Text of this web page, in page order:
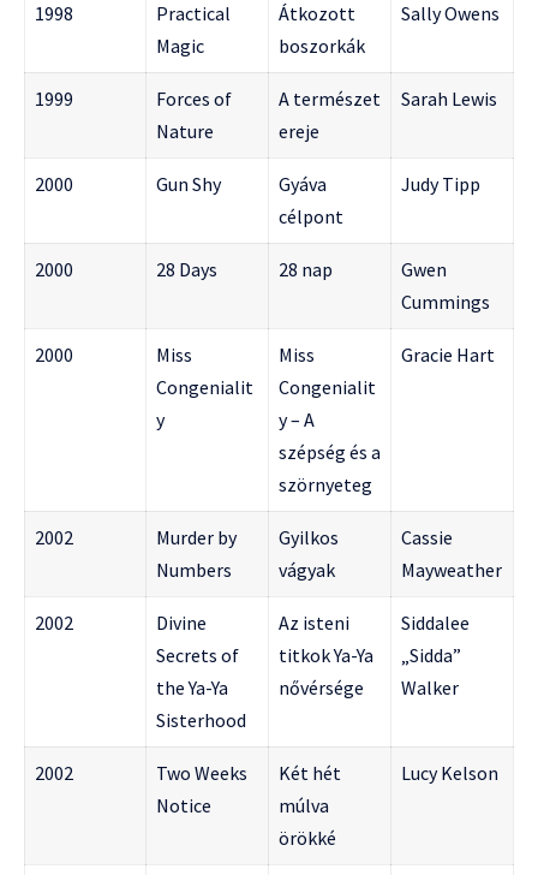
1998
Practical
Magic
Átkozott
boszorkák
Sally Owens
1999
Forces of
Nature
A természet
ereje
Sarah Lewis
2000 Gun Shy
Gyáva
célpont
Judy Tipp
2000 28 Days 28 nap
Gwen
Cummings
2000
Miss
Congenialit
y
Miss
Congenialit
y – A
szépség és a
szörnyeteg
Gracie Hart
2002
Murder by
Numbers
Gyilkos
vágyak
Cassie
Mayweather
2002
Divine
Secrets of
the Ya-Ya
Sisterhood
Az isteni
titkok Ya-Ya
nővérsége
Siddalee
„Sidda”
Walker
2002
Two Weeks
Notice
Két hét
múlva
örökké
Lucy Kelson